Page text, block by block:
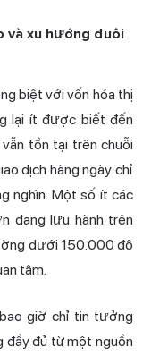
và xu hướng đuôi
biệt với vốn hóa thị
lại ít được biết đến
tồn tại trên chuỗi
dịch hàng ngày chỉ
nghìn. Một số ít các
đang lưu hành trên
dưới 150.000 đô
tâm.
giờ chỉ tin tưởng
đầy đủ từ một nguồn